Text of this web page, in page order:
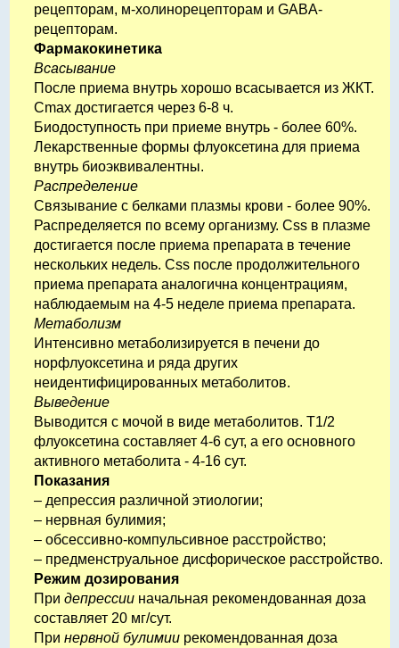
рецепторам, м-холинорецепторам и GABA-
рецепторам.
Фармакокинетика
Всасывание
После приема внутрь хорошо всасывается из ЖКТ.
Cmax достигается через 6-8 ч.
Биодоступность при приеме внутрь - более 60%.
Лекарственные формы флуоксетина для приема
внутрь биоэквивалентны.
Распределение
Связывание с белками плазмы крови - более 90%.
Распределяется по всему организму. Css в плазме
достигается после приема препарата в течение
нескольких недель. Css после продолжительного
приема препарата аналогична концентрациям,
наблюдаемым на 4-5 неделе приема препарата.
Метаболизм
Интенсивно метаболизируется в печени до
норфлуоксетина и ряда других
неидентифицированных метаболитов.
Выведение
Выводится с мочой в виде метаболитов. T1/2
флуоксетина составляет 4-6 сут, а его основного
активного метаболита - 4-16 сут.
Показания
– депрессия различной этиологии;
– нервная булимия;
– обсессивно-компульсивное расстройство;
– предменструальное дисфорическое расстройство.
Режим дозирования
При депрессии начальная рекомендованная доза
составляет 20 мг/сут.
При нервной булимии рекомендованная доза